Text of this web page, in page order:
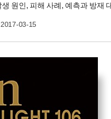
원인, 피해 사례, 예측과 방재
2017-03-15